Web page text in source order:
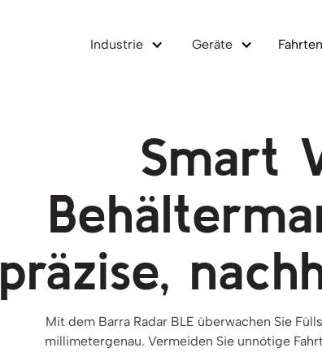
Industrie Geräte
Smart
präzise,
Mit dem Barra Radar BLE überwachen Sie
millimetergenau. Vermeiden Sie unnötige